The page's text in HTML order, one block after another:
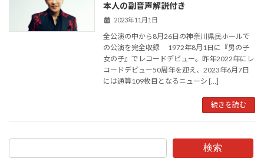
本人の副音声解説付き
2023年11月1日
全公演の中から8月26日の神奈川県民ホールで
の公演を完全収録 1972年8月1日に『男の子
女の子』でレコードデビュー。昨年2022年にレ
コードデビュー50周年を迎え、2023年6月7日
には通算109枚目となるニューシ […]
続きを読む
検索